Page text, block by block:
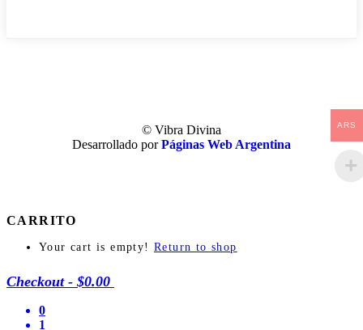
© Vibra Divina
Desarrollado porPáginas Web Argentina
ARS
CARRITO
Your cart is empty! Return to shop
Checkout - $0.00
0
1